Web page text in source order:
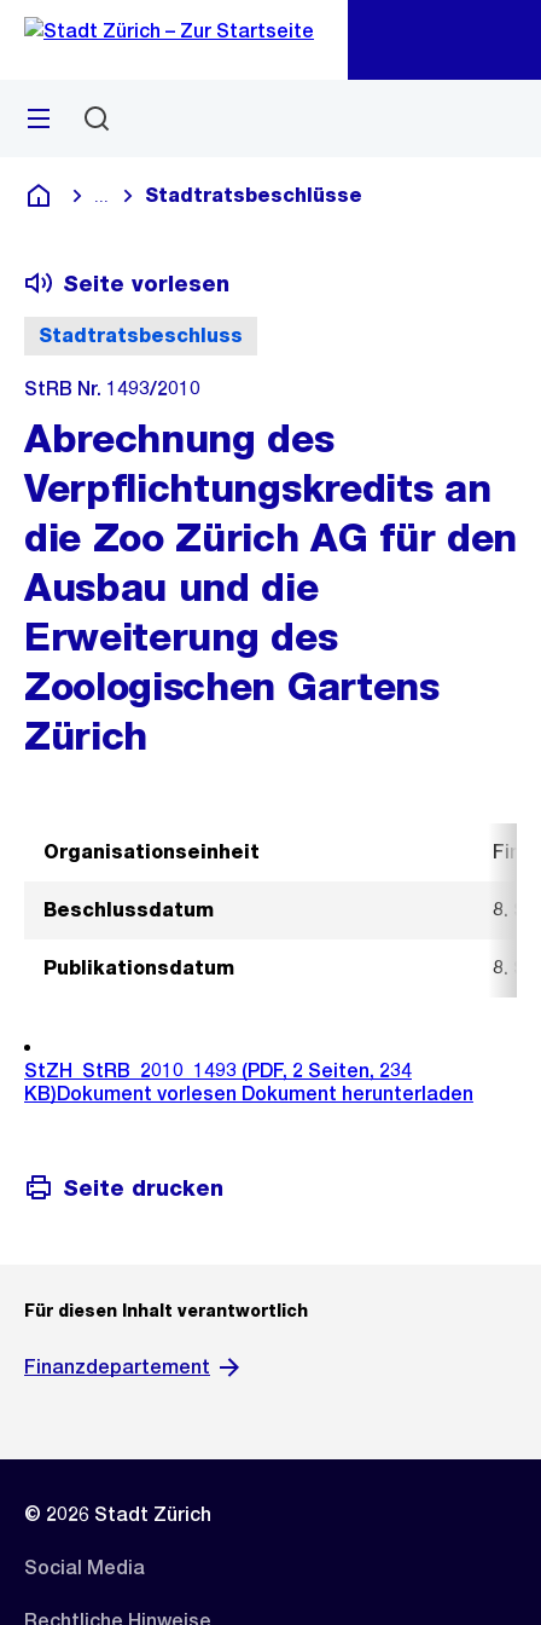
Navigation
Sprunglink
Menü
Deutsch
Blende alle Breadcrumbs ein
Stadtratsbeschlüsse
Stadtratsbeschluss
Seite vorlesen
StRB Nr. 1493/2010
Abrechnung des
Verpflichtungskredits an
die Zoo Zürich AG für den
Ausbau und die
Erweiterung des
Zoologischen Gartens
Zürich
Organisationseinheit
Beschlussdatum 8.
Publikationsdatum 8.
StZH_StRB_2010_1493 (PDF, 2 Seiten, 234
KB)Dokument vorlesen Dokument herunterladen
Seite drucken
Für diesen Inhalt verantwortlich
Finanzdepartement
© 2026 Stadt Zürich
Social Media